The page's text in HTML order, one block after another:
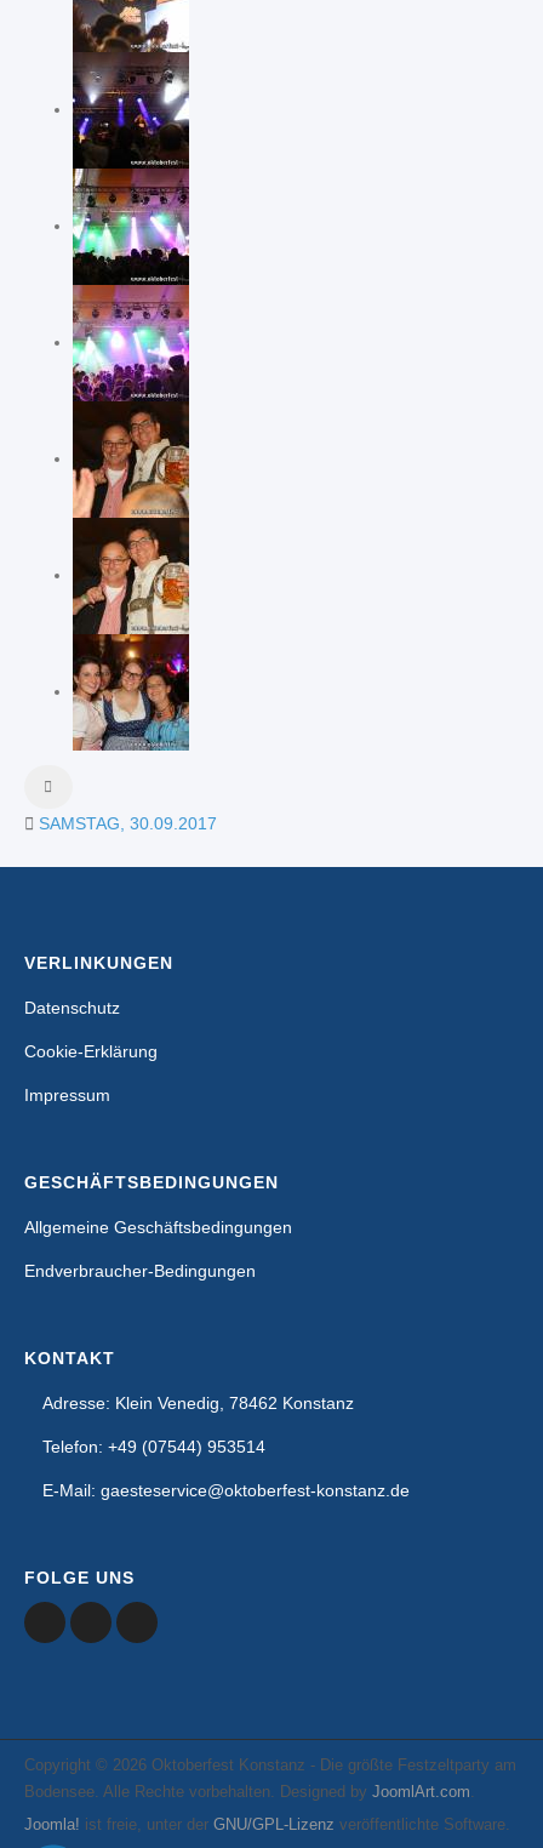
SAMSTAG, 30.09.2017
VERLINKUNGEN
Datenschutz
Cookie-Erklärung
Impressum
GESCHÄFTSBEDINGUNGEN
Allgemeine Geschäftsbedingungen
Endverbraucher-Bedingungen
KONTAKT
Adresse: Klein Venedig, 78462 Konstanz
Telefon: +49 (07544) 953514
E-Mail: gaesteservice@oktoberfest-konstanz.de
FOLGE UNS
Copyright © 2026 Oktoberfest Konstanz - Die größte Festzeltparty am
Bodensee. Alle Rechte vorbehalten. Designed by JoomlArt.com.
Joomla! ist freie, unter der GNU/GPL-Lizenz veröffentlichte Software.